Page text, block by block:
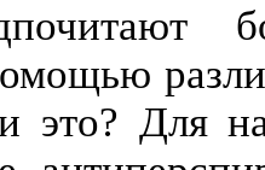
это? Для